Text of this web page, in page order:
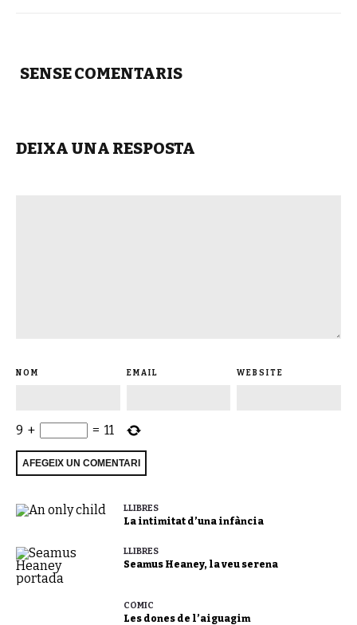
SENSE COMENTARIS
DEIXA UNA RESPOSTA
NOM EMAIL WEBSITE
9 + = 11
LLIBRES
La intimitat d’una infància
LLIBRES
Seamus Heaney, la veu serena
CÒMIC
Les dones de l’aiguagim